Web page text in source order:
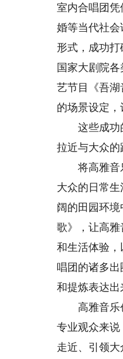
室内合唱团
婚等当代社
形式，成功打
国家大剧院
艺节目《吾
的场景设定，
这些成功的
拉近与大众的
将高雅音乐
大众的日常
阔的田园环
歌》，让高
和生活体验
唱团的诸多
和提炼表达出
高雅音乐创
专业观众来
走近、引领